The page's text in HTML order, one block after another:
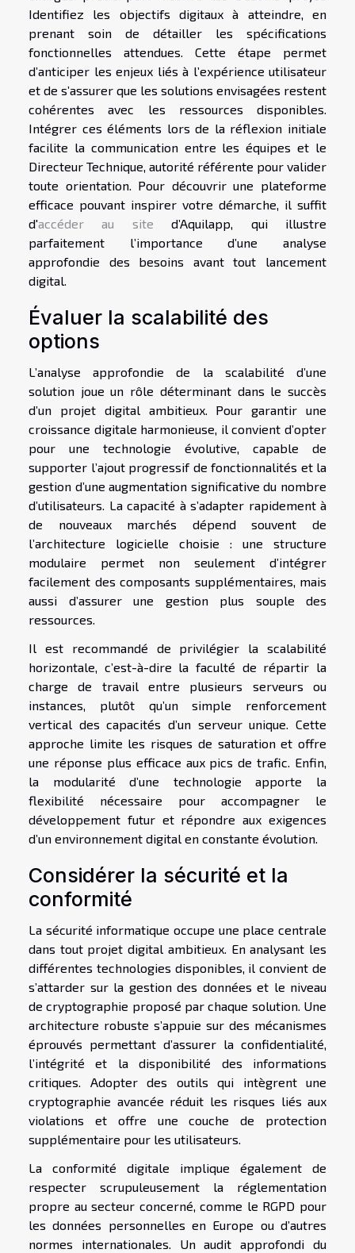
Identifiez les objectifs digitaux à atteindre, en
prenant soin de détailler les spécifications
fonctionnelles attendues. Cette étape permet
d’anticiper les enjeux liés à l’expérience utilisateur
et de s’assurer que les solutions envisagées restent
cohérentes avec les ressources disponibles.
Intégrer ces éléments lors de la réflexion initiale
facilite la communication entre les équipes et le
Directeur Technique, autorité référente pour valider
toute orientation. Pour découvrir une plateforme
efficace pouvant inspirer votre démarche, il suffit
d'accéder au site d’Aquilapp, qui illustre
parfaitement l’importance d’une analyse
approfondie des besoins avant tout lancement
digital.
Évaluer la scalabilité des
options
L’analyse approfondie de la scalabilité d’une
solution joue un rôle déterminant dans le succès
d’un projet digital ambitieux. Pour garantir une
croissance digitale harmonieuse, il convient d’opter
pour une technologie évolutive, capable de
supporter l’ajout progressif de fonctionnalités et la
gestion d’une augmentation significative du nombre
d’utilisateurs. La capacité à s’adapter rapidement à
de nouveaux marchés dépend souvent de
l’architecture logicielle choisie : une structure
modulaire permet non seulement d’intégrer
facilement des composants supplémentaires, mais
aussi d’assurer une gestion plus souple des
ressources.
Il est recommandé de privilégier la scalabilité
horizontale, c’est-à-dire la faculté de répartir la
charge de travail entre plusieurs serveurs ou
instances, plutôt qu’un simple renforcement
vertical des capacités d’un serveur unique. Cette
approche limite les risques de saturation et offre
une réponse plus efficace aux pics de trafic. Enfin,
la modularité d’une technologie apporte la
flexibilité nécessaire pour accompagner le
développement futur et répondre aux exigences
d’un environnement digital en constante évolution.
Considérer la sécurité et la
conformité
La sécurité informatique occupe une place centrale
dans tout projet digital ambitieux. En analysant les
différentes technologies disponibles, il convient de
s’attarder sur la gestion des données et le niveau
de cryptographie proposé par chaque solution. Une
architecture robuste s’appuie sur des mécanismes
éprouvés permettant d’assurer la confidentialité,
l’intégrité et la disponibilité des informations
critiques. Adopter des outils qui intègrent une
cryptographie avancée réduit les risques liés aux
violations et offre une couche de protection
supplémentaire pour les utilisateurs.
La conformité digitale implique également de
respecter scrupuleusement la réglementation
propre au secteur concerné, comme le RGPD pour
les données personnelles en Europe ou d’autres
normes internationales. Un audit approfondi du